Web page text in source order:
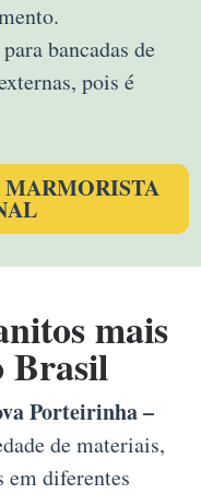
bancadas de
pois é
MARMORISTA
mais
Brasil
Porteirinha –
de materiais,
em diferentes